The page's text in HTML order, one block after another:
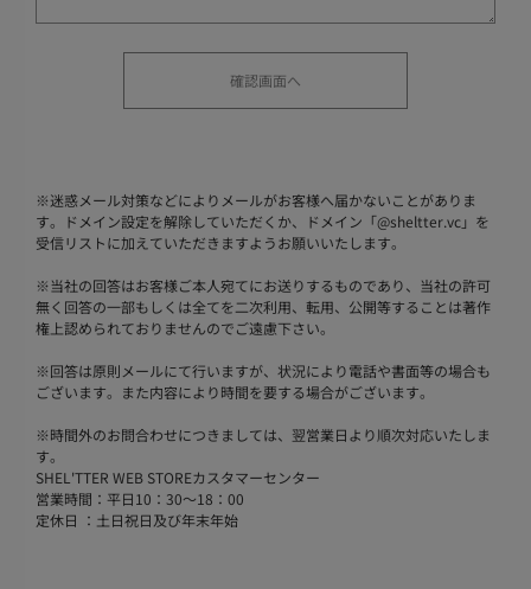
※迷惑メール対策などによりメールがお客様へ届かないことがありま
す。ドメイン設定を解除していただくか、ドメイン「@sheltter.vc」を
受信リストに加えていただきますようお願いいたします。
※当社の回答はお客様ご本人宛てにお送りするものであり、当社の許可
無く回答の一部もしくは全てを二次利用、転用、公開等することは著作
権上認められておりませんのでご遠慮下さい。
※回答は原則メールにて行いますが、状況により電話や書面等の場合も
ございます。また内容により時間を要する場合がございます。
※時間外のお問合わせにつきましては、翌営業日より順次対応いたしま
す。
SHEL'TTER WEB STOREカスタマーセンター
営業時間：平日10：30～18：00
定休日 ：土日祝日及び年末年始